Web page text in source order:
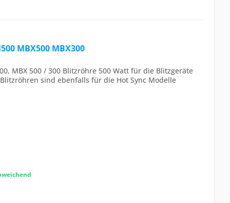
MBX500 MBX300
MBX 500 / 300 Blitzröhre 500 Watt für die Blitzgeräte
sind ebenfalls für die Hot Sync Modelle